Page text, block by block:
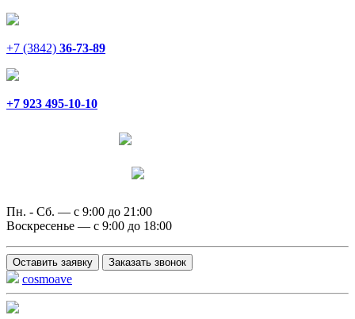
+7 (3842) 36-73-89
+7 923 495-10-10
Пн. - Сб. — с 9:00 до 21:00
Воскресенье — с 9:00 до 18:00
Оставить заявку Заказать звонок
cosmoave